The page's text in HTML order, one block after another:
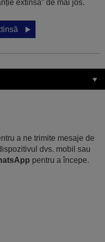
extinsă” de mai jos.
a ne trimite mesaje de
dvs. mobil sau
pentru a începe.